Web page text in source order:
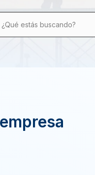
¿Qué estás buscando?